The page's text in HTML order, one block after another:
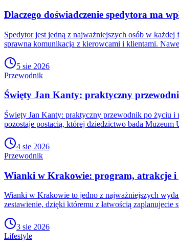
Dlaczego doświadczenie spedytora ma
Spedytor jest jedną z najważniejszych osób w
sprawna komunikacja z kierowcami i klientami.
5 sie 2026
Przewodnik
Święty Jan Kanty: praktyczny
Święty Jan Kanty: praktyczny przewodnik po życiu
pozostaje postacią, której dziedzictwo bada
4 sie 2026
Przewodnik
Wianki w Krakowie: program, atrakcje
Wianki w Krakowie to jedno z najważniejszych
zestawienie, dzięki któremu z łatwością
3 sie 2026
Lifestyle